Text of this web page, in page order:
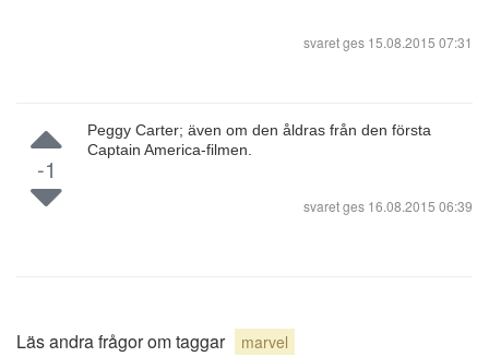
svaret ges 15.08.2015 07:31
-1
Peggy Carter; även om den åldras från den första
Captain America-filmen.
svaret ges 16.08.2015 06:39
Läs andra frågor om taggar
marvel